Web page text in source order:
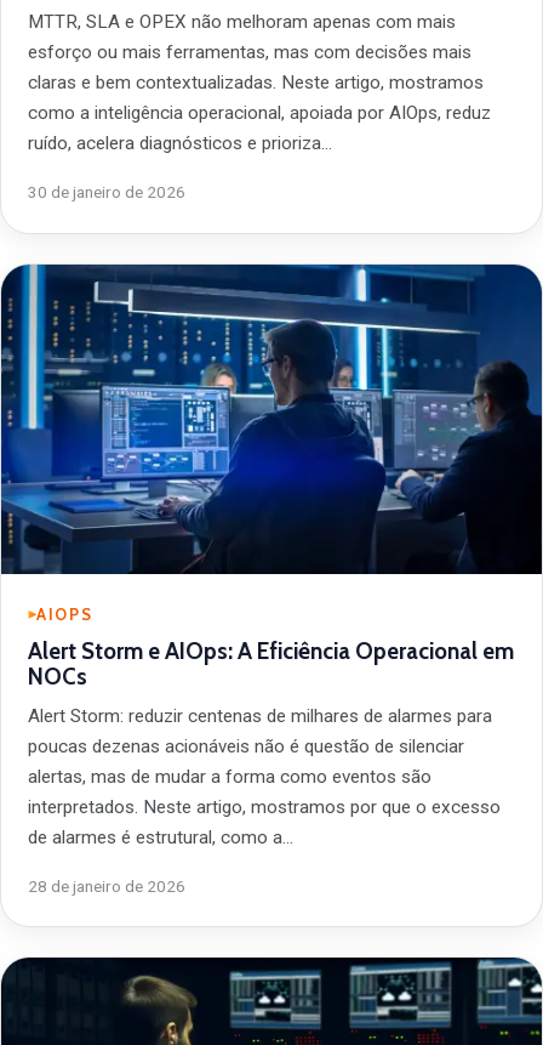
MTTR, SLA e OPEX não melhoram apenas com mais
esforço ou mais ferramentas, mas com decisões mais
claras e bem contextualizadas. Neste artigo, mostramos
como a inteligência operacional, apoiada por AIOps, reduz
ruído, acelera diagnósticos e prioriza…
30 de janeiro de 2026
AIOPS
Alert Storm e AIOps: A Eficiência Operacional em
NOCs
Alert Storm: reduzir centenas de milhares de alarmes para
poucas dezenas acionáveis não é questão de silenciar
alertas, mas de mudar a forma como eventos são
interpretados. Neste artigo, mostramos por que o excesso
de alarmes é estrutural, como a…
28 de janeiro de 2026